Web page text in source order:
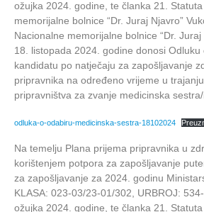
ožujka 2024. godine, te članka 21.
memorijalne bolnice “Dr. Juraj Njavro”
Nacionalne memorijalne bolnice “Dr.
18. listopada 2024. godine donosi Odluku
kandidatu po natječaju za zapošljavanje
pripravnika na određeno vrijeme u
pripravništva za zvanje medicinska
odluka-o-odabiru-medicinska-sestra-18102024
Na temelju Plana prijema pripravnika u
korištenjem potpora za zapošljavanje
za zapošljavanje za 2024. godinu
KLASA: 023-03/23-01/302, URBROJ:
ožujka 2024. godine, te članka 21.